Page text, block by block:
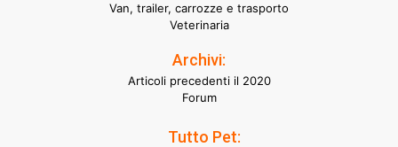
Van, trailer, carrozze e trasporto
Veterinaria
Archivi:
Articoli precedenti il 2020
Forum
Tutto Pet: